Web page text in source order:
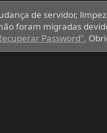
de servidor,
foram migradas
Password".